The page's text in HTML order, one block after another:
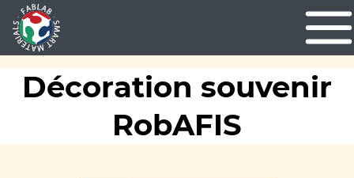
Décoration souvenir
RobAFIS